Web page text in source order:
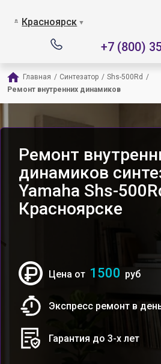
Красноярск ▼
+7 (800)
Главная / Синтезатор / Shs-500Rd /
Ремонт внутренних динамиков
Ремонт
динамиков
Yamaha Shs-
Красноярске
Цена от 1500 руб
Экспресс ремонт в
Гарантия до 3-х лет